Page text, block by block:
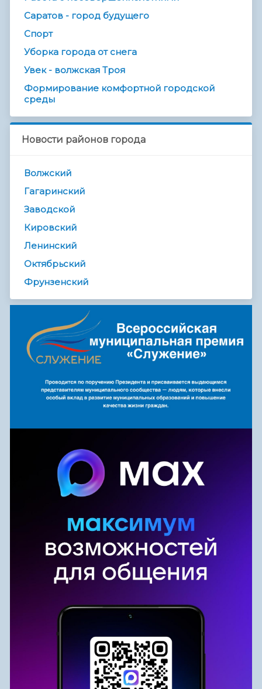
Саратов - город будущего
Спорт
Уборка города от снега
Увек - волжская Троя
Формирование комфортной городской
среды
Новости районов города
Волжский
Гагаринский
Заводской
Кировский
Ленинский
Октябрьский
Фрунзенский